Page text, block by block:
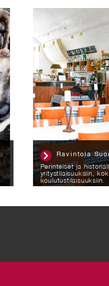
Viaporin Deli
Tervetuloa
herkuista paikan